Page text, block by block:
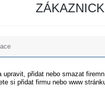
upravit, přidat nebo smazat
si přidat firmu nebo www